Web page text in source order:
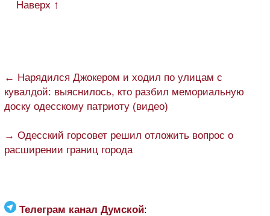
Наверх ↑
← Нарядился Джокером и ходил по улицам с
кувалдой: выяснилось, кто разбил мемориальную
доску одесскому патриоту (видео)
→ Одесский горсовет решил отложить вопрос о
расширении границ города
Телеграм канал Думской: